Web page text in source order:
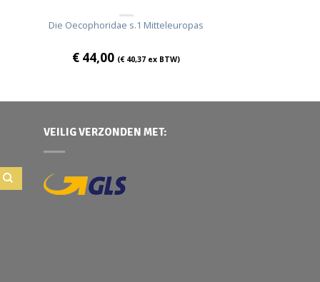
Die Oecophoridae s.1 Mitteleuropas
€ 44,00 (€40,37 ex BTW)
VEILIG VERZONDEN MET: